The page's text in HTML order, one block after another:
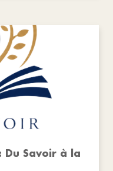
Du Savoir à la